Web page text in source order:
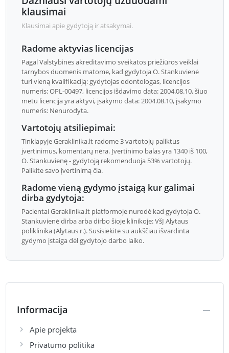
klausimai
Klausimai apie gydytoją ir atsakymai.
Radome aktyvias licencijas
Pagal Valstybinės akreditavimo sveikatos priežiūros veiklai
tarnybos duomenis matome, kad gydytoja O. Stankuvienė
turi vieną kvalifikaciją: gydytojas odontologas, licencijos
numeris: OPL-00497, licencijos išdavimo data: 2004.08.10, šiuo
metu licencija yra aktyvi, įsakymo data: 2004.08.10, įsakymo
numeris: Nenurodyta.
Vartotojų atsiliepimai:
Tinklapyje Geraklinika.lt radome 3 vartotojų paliktus
įvertinimus, komentarų nėra. Įvertinimo balas yra 1340 iš 100,
O. Stankuvienę - gydytoją rekomenduoja 53% vartotojų.
Palikite savo įvertinimą čia.
Radome vieną gydymo įstaigą kur galimai
dirba gydytoja:
Pacientai Geraklinika.lt platformoje nurodė kad gydytoja O.
Stankuvienė dirba arba dirbo šioje klinikoje: VšĮ Alytaus
poliklinika (Alytaus r.). Susisiekite su aukščiau išvardinta
gydymo įstaiga dėl gydytojo darbo laiko.
Informacija
Apie projekta
Privatumo politika